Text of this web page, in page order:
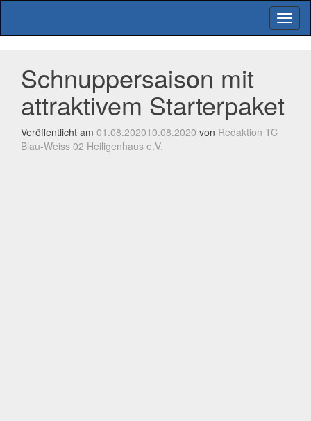
Menu
Schnuppersaison mit
attraktivem Starterpaket
Veröffentlicht am 01.08.202010.08.2020 von Redaktion TC
Blau-Weiss 02 Heiligenhaus e.V.